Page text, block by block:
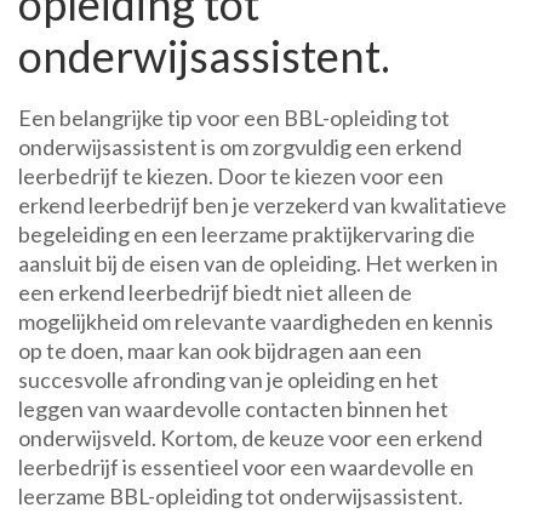
onderwijsassistent.
Een belangrijke tip voor een BBL-opleiding tot
onderwijsassistent is om zorgvuldig een erkend
leerbedrijf te kiezen. Door te kiezen voor een
erkend leerbedrijf ben je verzekerd van kwalitatieve
begeleiding en een leerzame praktijkervaring die
aansluit bij de eisen van de opleiding. Het werken in
een erkend leerbedrijf biedt niet alleen de
mogelijkheid om relevante vaardigheden en kennis
op te doen, maar kan ook bijdragen aan een
succesvolle afronding van je opleiding en het
leggen van waardevolle contacten binnen het
onderwijsveld. Kortom, de keuze voor een erkend
leerbedrijf is essentieel voor een waardevolle en
leerzame BBL-opleiding tot onderwijsassistent.